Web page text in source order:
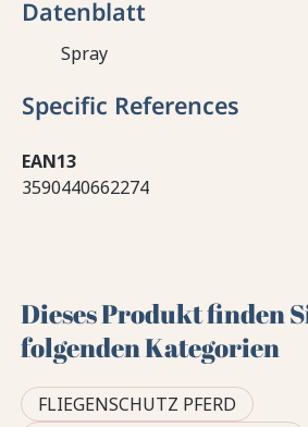
Datenblatt
Spray
Specific References
EAN13
3590440662274
Dieses Produkt finden
folgenden Kategorien
FLIEGENSCHUTZ PFERD